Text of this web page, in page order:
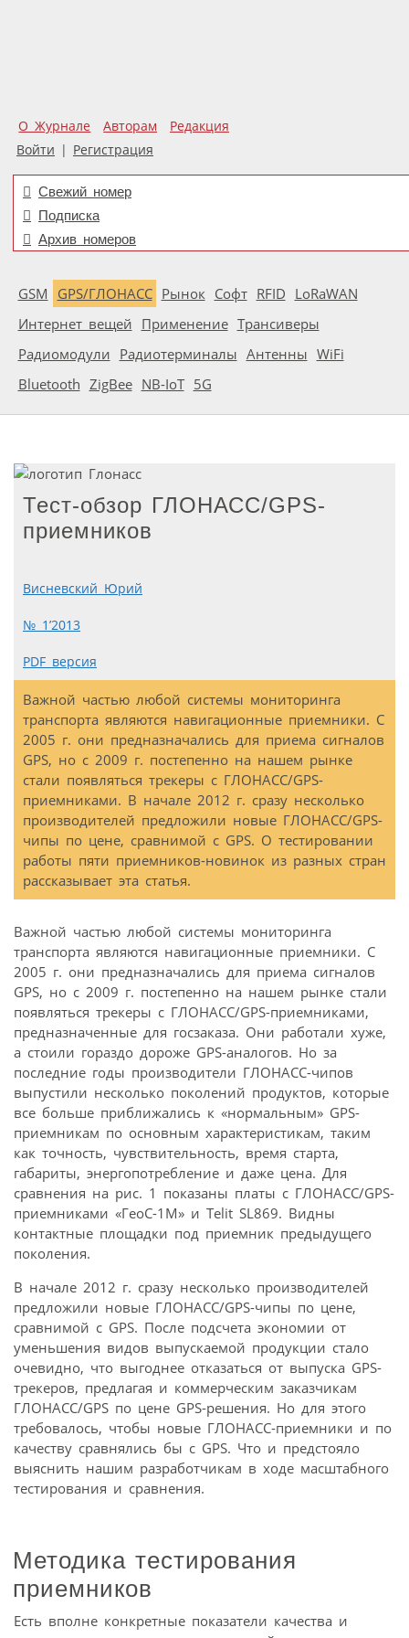
О Журнале Авторам
Редакция
Войти | Регистрация
Свежий номер
Подписка
Архив номеров
GSM GPS/ГЛОНАСС Рынок Софт RFID LoRaWAN
Интернет вещей Применение Трансиверы
Радиомодули Радиотерминалы Антенны WiFi
Bluetooth ZigBee NB-IoT 5G
Тест-обзор ГЛОНАСС/GPS-
приемников
Висневский Юрий
№ 1’2013
PDF версия
Важной частью любой системы мониторинга
транспорта являются навигационные приемники. С
2005 г. они предназначались для приема сигналов
GPS, но с 2009 г. постепенно на нашем рынке
стали появляться трекеры с ГЛОНАСС/GPS-
приемниками. В начале 2012 г. сразу несколько
производителей предложили новые ГЛОНАСС/GPS-
чипы по цене, сравнимой с GPS. О тестировании
работы пяти приемников-новинок из разных стран
рассказывает эта статья.
Важной частью любой системы мониторинга
транспорта являются навигационные приемники. С
2005 г. они предназначались для приема сигналов
GPS, но с 2009 г. постепенно на нашем рынке стали
появляться трекеры с ГЛОНАСС/GPS-приемниками,
предназначенные для госзаказа. Они работали хуже,
а стоили гораздо дороже GPS-аналогов. Но за
последние годы производители ГЛОНАСС-чипов
выпустили несколько поколений продуктов, которые
все больше приближались к «нормальным» GPS-
приемникам по основным характеристикам, таким
как точность, чувствительность, время старта,
габариты, энергопотребление и даже цена. Для
сравнения на рис. 1 показаны платы с ГЛОНАСС/GPS-
приемниками «ГеоС-1М» и Telit SL869. Видны
контактные площадки под приемник предыдущего
поколения.
В начале 2012 г. сразу несколько производителей
предложили новые ГЛОНАСС/GPS-чипы по цене,
сравнимой с GPS. После подсчета экономии от
уменьшения видов выпускаемой продукции стало
очевидно, что выгоднее отказаться от выпуска GPS-
трекеров, предлагая и коммерческим заказчикам
ГЛОНАСС/GPS по цене GPS-решения. Но для этого
требовалось, чтобы новые ГЛОНАСС-приемники и по
качеству сравнялись бы с GPS. Что и предстояло
выяснить нашим разработчикам в ходе масштабного
тестирования и сравнения.
Методика тестирования
приемников
Есть вполне конкретные показатели качества и